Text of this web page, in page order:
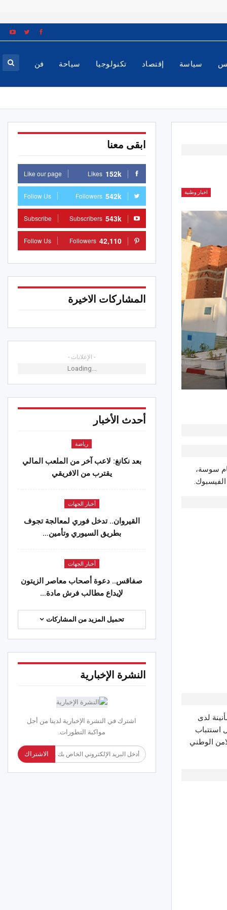
سياسة إقتصاد تكنولوجيا سياحة فن
اخبار وطنية
حمام سوسة،
لدى
استتباب
الوطني
ابقى معنا
152k
Likes
Like our page
542k
Followers
Follow Us
543k
Subscribers
Subscribe
42,110
Followers
Follow Us
المشاركات الاخيرة
- الإعلانات -
Loading...
أحدث الأخبار
رياضة
بعد نكانغ: لاعب آخر من الملعب المالي
يقترب من الافريقي
أخبار الجهات
القيروان.. تدخل فوري لمعالجة تجوف
بطريق السيوري وتأمين…
أخبار الجهات
صفاقس.. دعوة أصحاب معاصر الزيتون
لإيداع مطالب فرش مادة…
تحميل المزيد من المشاركات
النشرة الإخبارية
اشترك في النشرة الإخبارية لدينا من أجل
مواكبة التطورات.
الاشتراك